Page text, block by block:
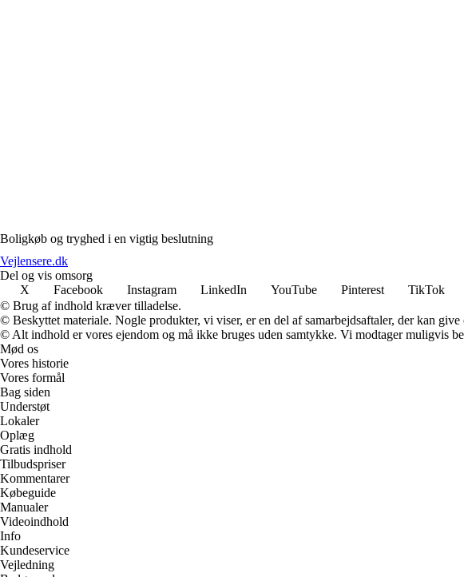
Boligkøb og tryghed i en vigtig beslutning
Vejlensere.dk
Del og vis omsorg
X
Facebook Instagram LinkedIn YouTube Pinterest TikTok
© Brug af indhold kræver tilladelse.
© Beskyttet materiale. Nogle produkter, vi viser, er en del af samarbejdsaftaler, der kan
© Alt indhold er vores ejendom og må ikke bruges uden samtykke. Vi modtager muligvis
Mød os
Vores historie
Vores formål
Bag siden
Understøt
Lokaler
Oplæg
Gratis indhold
Tilbudspriser
Kommentarer
Købeguide
Manualer
Videoindhold
Info
Kundeservice
Vejledning